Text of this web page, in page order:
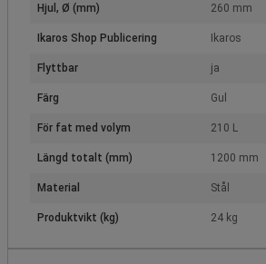
Hjul, Ø (mm) 260 mm
Ikaros Shop Publicering Ikaros
Flyttbar ja
Färg Gul
För fat med volym 210 L
Längd totalt (mm) 1200 mm
Material Stål
Produktvikt (kg) 24 kg